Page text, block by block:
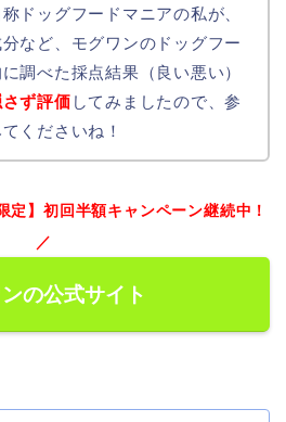
ドッグフードマニアの私が、
など、モグワンのドッグフー
調べた採点結果（良い悪い）
ず評価 してみましたので、参
くださいね！
定】初回半額キャンペーン継続中！
／
の公式サイト